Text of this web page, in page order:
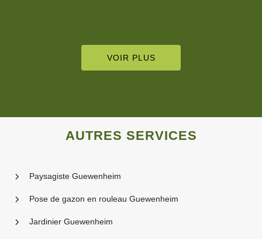
VOIR PLUS
AUTRES SERVICES
Paysagiste Guewenheim
Pose de gazon en rouleau Guewenheim
Jardinier Guewenheim